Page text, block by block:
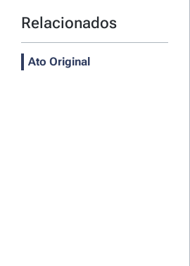
Relacionados
Ato Original